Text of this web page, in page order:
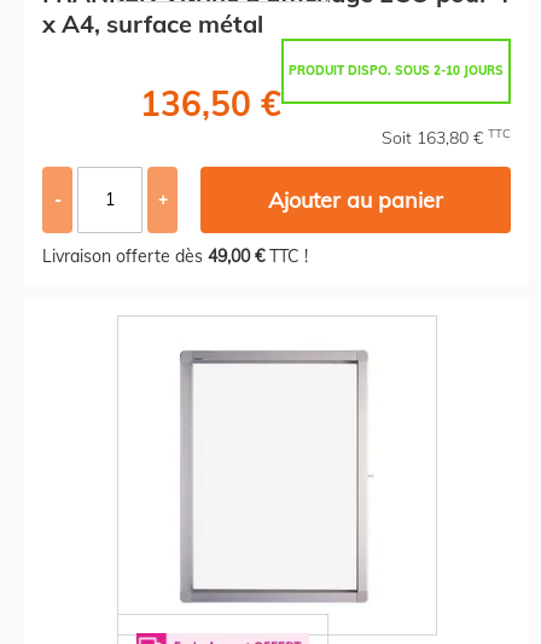
x A4, surface métal
PRODUIT DISPO. SOUS 2-10 JOURS
136,50 €
Soit 163,80 € TTC
- + Ajouter au panier
Livraison offerte dès 49,00 €TTC !